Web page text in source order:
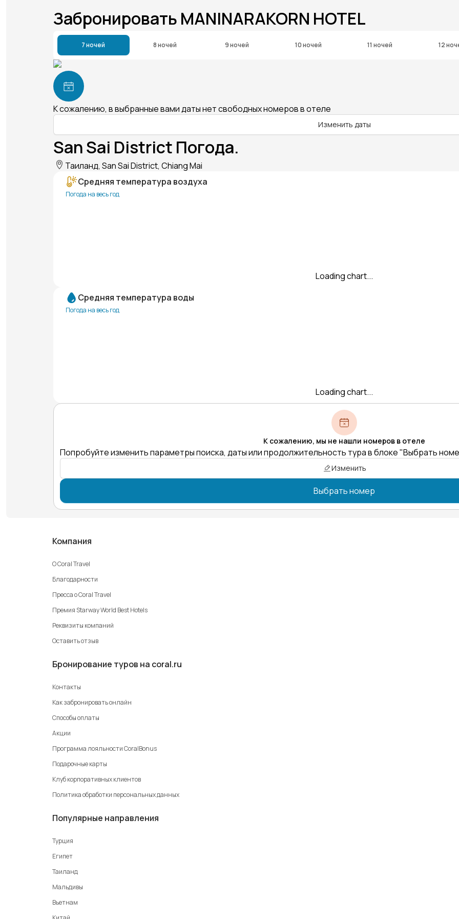
Забронировать MANINARAKORN HOTEL
7 ночей 8 ночей 9 ночей 10 ночей 11 ночей 12
К сожалению, в выбранные вами даты нет свободных номеров в отеле
Изменить даты
San Sai District Погода.
Таиланд, San Sai District, Chiang Mai
Средняя температура воздуха
Погода на весь год
Loading chart...
Средняя температура воды
Погода на весь год
Loading chart...
К сожалению, мы не нашли номеров в отеле
Попробуйте изменить параметры поиска, даты или продолжительность тура в блоке "Выбрать
Изменить
Выбрать номер
Компания
О Coral Travel
Благодарности
Пресса о Coral Travel
Премия Starway World Best Hotels
Реквизиты компаний
Оставить отзыв
Бронирование туров на coral.ru
Контакты
Как забронировать онлайн
Способы оплаты
Акции
Программа лояльности CoralBonus
Подарочные карты
Клуб корпоративных клиентов
Политика обработки персональных данных
Популярные направления
Турция
Египет
Таиланд
Мальдивы
Вьетнам